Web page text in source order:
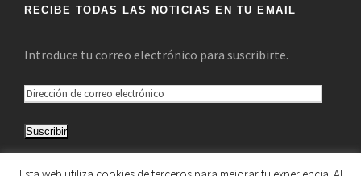
RECIBE TODAS LAS NOTICIAS EN TU EMAIL
Introduce tu correo electrónico para suscribirte.
D
r
e
Suscribir
Únete a otros 5.033 suscriptores